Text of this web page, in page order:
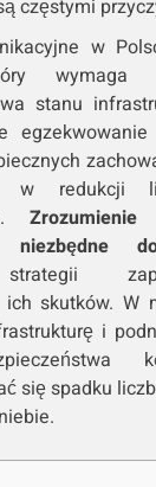
częstymi
w
wymaga
stanu
w redukcji
skutków. W
i
się spadku